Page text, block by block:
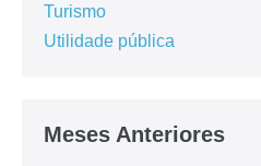
Turismo
Utilidade pública
Meses Anteriores